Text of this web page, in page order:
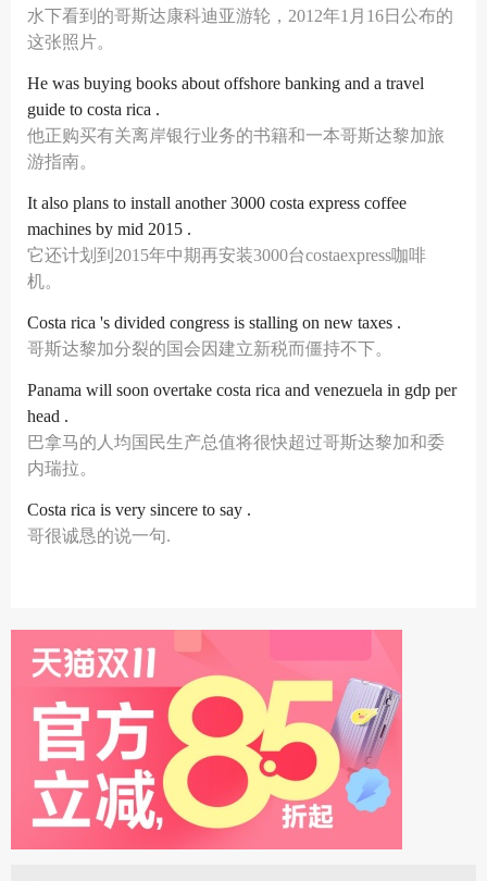
水下看到的哥斯达康科迪亚游轮，2012年1月16日公布的
这张照片。
He was buying books about offshore banking and a travel
guide to costa rica .
他正购买有关离岸银行业务的书籍和一本哥斯达黎加旅
游指南。
It also plans to install another 3000 costa express coffee
machines by mid 2015 .
它还计划到2015年中期再安装3000台costaexpress咖啡
机。
Costa rica 's divided congress is stalling on new taxes .
哥斯达黎加分裂的国会因建立新税而僵持不下。
Panama will soon overtake costa rica and venezuela in gdp per
head .
巴拿马的人均国民生产总值将很快超过哥斯达黎加和委
内瑞拉。
Costa rica is very sincere to say .
哥很诚恳的说一句.